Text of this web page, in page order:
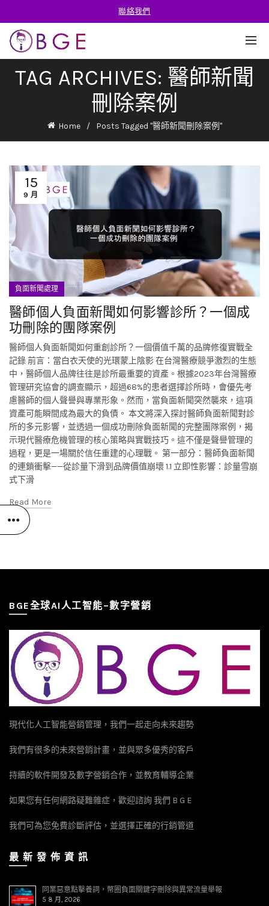
聯絡我們
TAG ARCHIVES: 醫師新聞
刪除案例
Home Posts Tagged "醫師新聞刪除案例"
15
9 月
負面新聞處理
醫師個人負面新聞如何影響診所？一個成
功刪除的團隊案例
醫師個人負面新聞如何重創診所？一個價值千萬的品牌修復實戰全
記錄 前言：當白衣天使的光環蒙上陰影 在台灣醫療競爭激烈的生態
中，醫師個人品牌往往是診所最重要的資產。根據2023年台灣醫療
管理研究協會的調查顯示，超過68%的患者選擇診所時，會優先考
慮醫師的個人聲譽與專業形象。然而，當負面新聞突然襲來，這項
資產可能瞬間成為最大的負債。 本文將深入探討醫師負面新聞對診
所的多元影響，並透過一個成功刪除負面新聞的完整團隊案例，揭
示現代醫療危機管理的核心策略與實戰技巧。這不僅是聲譽管理的
過程，更是一場關於信任重建的心理戰。 第一部分：醫師負面新聞
的連鎖衝擊——從診量下滑到品牌價值崩壞 1.1 立即性影響：診量雪崩
式下滑
Read More
BGE全球AI人工智能–數字營銷
現代化人工智能營銷管理，我們一起走向未來趨勢
我們有很多的未來營銷計畫，並與眾多優秀的客戶
持續的軟件開發及數字營銷合作，並教育輔導企業
如果您有任何網路疑難雜症，歡迎諮詢 我們 B G E
我們可為您免費診斷評估，並選擇正確的行銷管道
最 新 發 佈 資 訊
同業惡意點擊養詞，幣圈負面關鍵字刪除與異常流量舉報
5 8 月, 2026